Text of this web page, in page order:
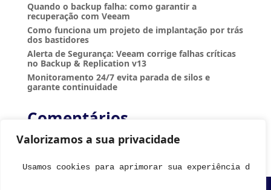
Valorizamos a sua privacidade
Usamos cookies para aprimorar sua experiência de
Quando o backup falha: como garantir a
recuperação com Veeam
Como funciona um projeto de implantação por trás
dos bastidores
Alerta de Segurança: Veeam corrige falhas críticas
no Backup & Replication v13
Monitoramento 24/7 evita parada de silos e
garante continuidade
Comentários
Nenhum comentário para mostrar.